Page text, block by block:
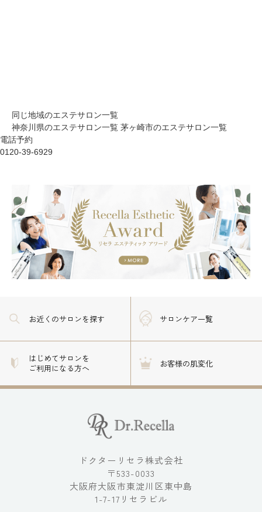
同じ地域のエステサロン一覧
神奈川県のエステサロン一覧 茅ヶ崎市のエステサロン一覧
電話予約
0120-39-6929
お近くのサロンを探す サロンケア一覧
はじめてサロンを
ご利用になる方へ
お客様の肌変化
ドクターリセラ株式会社
〒533-0033
大阪府大阪市東淀川区東中島
1-7-17リセラビル